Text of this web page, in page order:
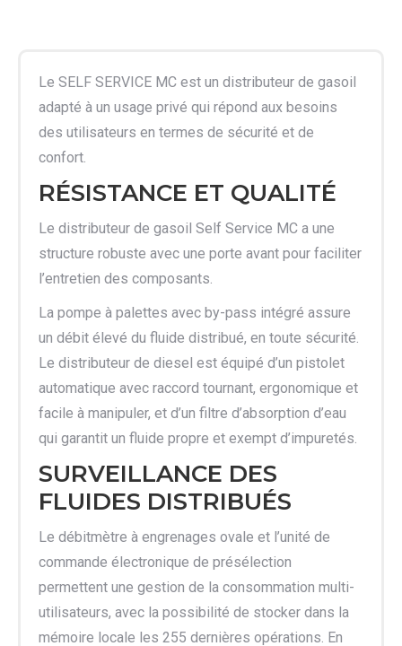
Le SELF SERVICE MC est un distributeur de gasoil
adapté à un usage privé qui répond aux besoins
des utilisateurs en termes de sécurité et de
confort.
RÉSISTANCE ET QUALITÉ
Le distributeur de gasoil Self Service MC a une
structure robuste avec une porte avant pour faciliter
l’entretien des composants.
La pompe à palettes avec by-pass intégré assure
un débit élevé du fluide distribué, en toute sécurité.
Le distributeur de diesel est équipé d’un pistolet
automatique avec raccord tournant, ergonomique et
facile à manipuler, et d’un filtre d’absorption d’eau
qui garantit un fluide propre et exempt d’impuretés.
SURVEILLANCE DES
FLUIDES DISTRIBUÉS
Le débitmètre à engrenages ovale et l’unité de
commande électronique de présélection
permettent une gestion de la consommation multi-
utilisateurs, avec la possibilité de stocker dans la
mémoire locale les 255 dernières opérations. En